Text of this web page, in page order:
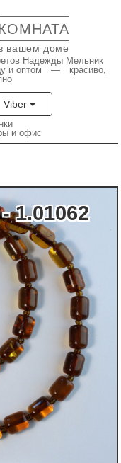
вашем доме
Надежды Мельник
и оптом — красиво,
Viber
и офис
1.01062